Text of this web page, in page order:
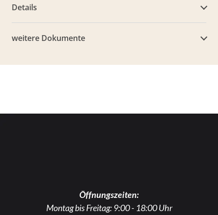
Details
weitere Dokumente
Öffnungszeiten:
Montag bis Freitag: 9:00 - 18:00 Uhr